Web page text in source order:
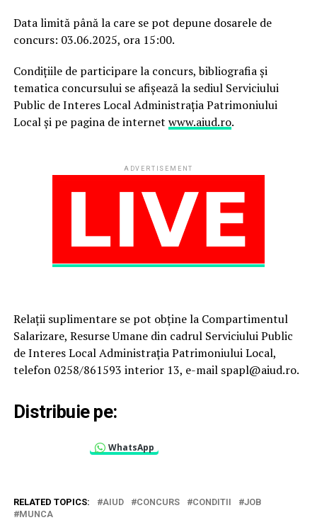
Data limită până la care se pot depune dosarele de
concurs: 03.06.2025, ora 15:00.
Condiţiile de participare la concurs, bibliografia și
tematica concursului se afişează la sediul Serviciului
Public de Interes Local Administraţia Patrimoniului
Local şi pe pagina de internet www.aiud.ro.
ADVERTISEMENT
Relaţii suplimentare se pot obţine la Compartimentul
Salarizare, Resurse Umane din cadrul Serviciului Public
de Interes Local Administraţia Patrimoniului Local,
telefon 0258/861593 interior 13, e-mail spapl@aiud.ro.
Distribuie pe:
WhatsApp
RELATED TOPICS: AIUD CONCURS CONDITII
JOB
MUNCA